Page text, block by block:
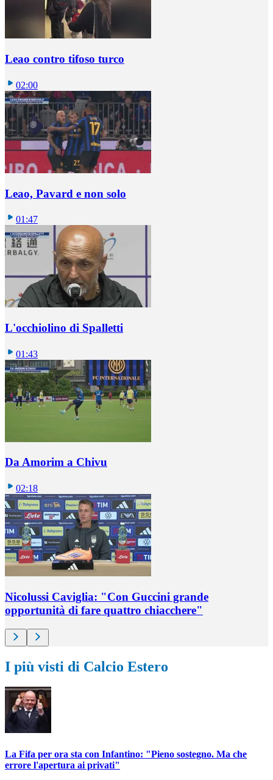
Leao contro tifoso turco
02:00
Leao, Pavard e non solo
01:47
L'occhiolino di Spalletti
01:43
Da Amorim a Chivu
02:18
Nicolussi Caviglia: "Con Guccini grande
opportunità di fare quattro chiacchere"
I più visti di Calcio Estero
La Fifa per ora sta con Infantino: "Pieno sostegno. Ma che
errore l'apertura ai privati"